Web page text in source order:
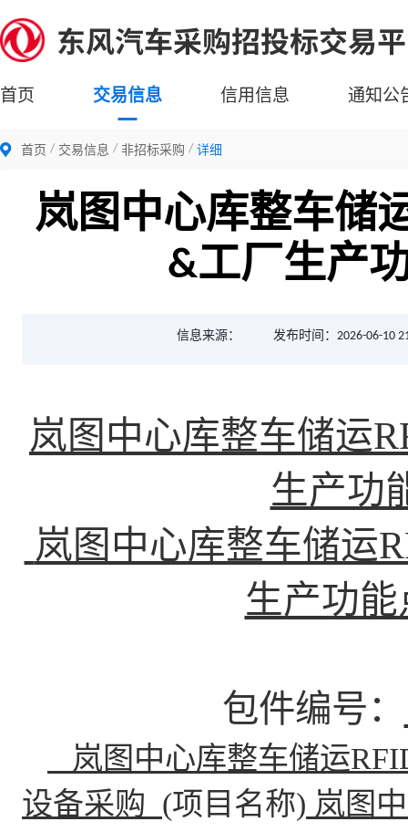
首页 交易信息 信用信息 通知公
首页 交易信息 非招标采购 详细
岚图中心库整车储
&工厂生产
信息来源： 发布时间：2026-06-10
岚图中心库整车储运
生产功
岚图中心库整车储运
生产功
包件编号：
岚图中心库整车储运
设备采购 (项目名称) 岚图